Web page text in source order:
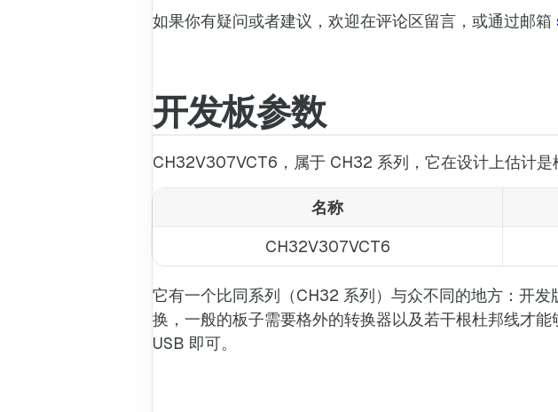
如果你有疑问或者建议，欢迎在评论区留言，或通过邮箱
开发板参数
CH32V307VCT6，属于 CH32 系列，它在设计上估计
名称
CH32V307VCT6
它有一个比同系列（CH32 系列）与众不同的地方：开
换，一般的板子需要格外的转换器以及若干根杜邦线才
USB 即可。